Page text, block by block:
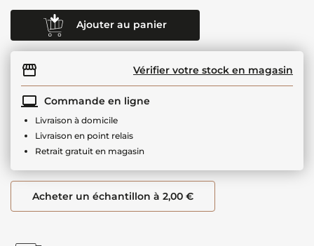
Ajouter au panier
Vérifier votre stock en magasin
Commande en ligne
Livraison à domicile
Livraison en point relais
Retrait gratuit en magasin
Acheter un échantillon à 2,00 €